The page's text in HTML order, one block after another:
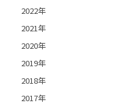
2022年
2021年
2020年
2019年
2018年
2017年